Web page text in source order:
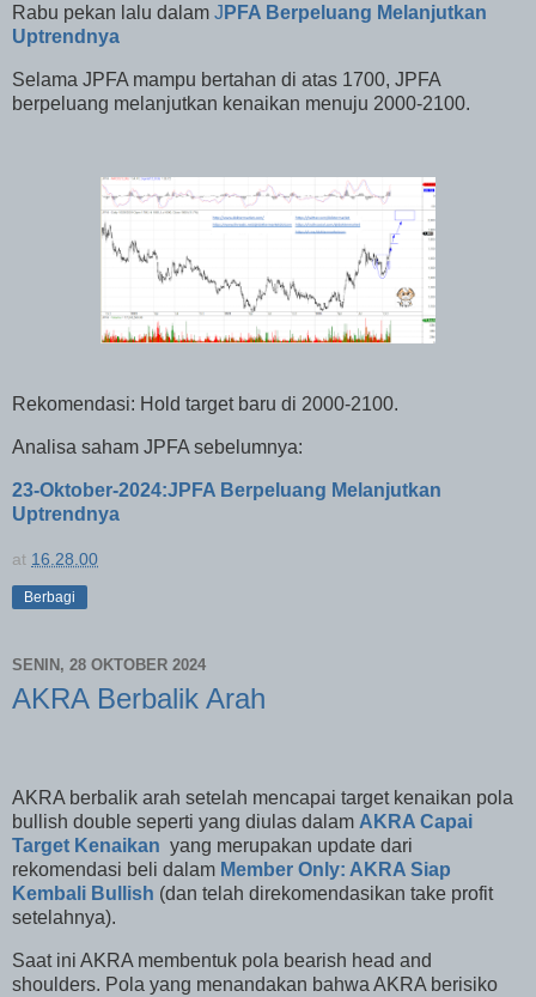
Rabu pekan lalu dalam J PFA Berpeluang Melanjutkan
Uptrendnya
Selama JPFA mampu bertahan di atas 1700, JPFA
berpeluang melanjutkan kenaikan menuju 2000-2100.
Rekomendasi: Hold target baru di 2000-2100.
Analisa saham JPFA sebelumnya:
23-Oktober-2024:JPFA Berpeluang Melanjutkan
Uptrendnya
at 16.28.00
Berbagi
SENIN, 28 OKTOBER 2024
AKRA Berbalik Arah
AKRA berbalik arah setelah mencapai target kenaikan pola
bullish double seperti yang diulas dalam AKRA Capai
Target Kenaikan yang merupakan update dari
rekomendasi beli dalam Member Only: AKRA Siap
Kembali Bullish (dan telah direkomendasikan take profit
setelahnya).
Saat ini AKRA membentuk pola bearish head and
shoulders. Pola yang menandakan bahwa AKRA berisiko